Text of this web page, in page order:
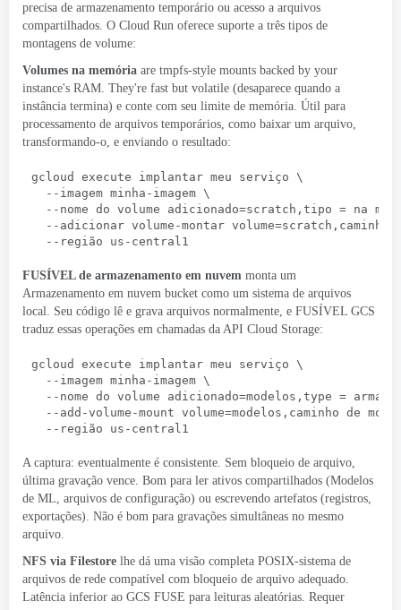
precisa de armazenamento temporário ou acesso a arquivos
compartilhados. O Cloud Run oferece suporte a três tipos de
montagens de volume:
Volumes na memória are tmpfs-style mounts backed by your
instance's RAM. They're fast but volatile (desaparece quando a
instância termina) e conte com seu limite de memória. Útil para
processamento de arquivos temporários, como baixar um arquivo,
transformando-o, e enviando o resultado:
gcloud execute implantar meu serviço \
  --imagem minha-imagem \
--nome do volume adicionado=scratch,tipo = na
--adicionar volume-montar volume=scratch,caminho
  --região us-central1
FUSÍVEL de armazenamento em nuvem monta um
Armazenamento em nuvem bucket como um sistema de arquivos
local. Seu código lê e grava arquivos normalmente, e FUSÍVEL GCS
traduz essas operações em chamadas da API Cloud Storage:
gcloud execute implantar meu serviço \
  --imagem minha-imagem \
--nome do volume adicionado=modelos,type =
--add-volume-mount volume=modelos,caminho de
  --região us-central1
A captura: eventualmente é consistente. Sem bloqueio de arquivo,
última gravação vence. Bom para ler ativos compartilhados (Modelos
de ML, arquivos de configuração) ou escrevendo artefatos (registros,
exportações). Não é bom para gravações simultâneas no mesmo
arquivo.
NFS via Filestore lhe dá uma visão completa POSIX-sistema de
arquivos de rede compatível com bloqueio de arquivo adequado.
Latência inferior ao GCS FUSE para leituras aleatórias. Requer